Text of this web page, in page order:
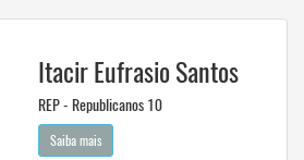
Itacir Eufrasio Santos
REP - Republicanos 10
Saiba mais